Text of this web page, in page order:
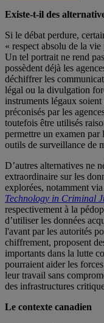
Existe-t-il des
Si le débat perdure,
« respect absolu de la
Un tel portrait ne rend
possèdent déjà les
déchiffrer les
légal ou la divulgation
instruments légaux
préconisés par les
toutefois être utilisés
permettre un examen par
outils de surveillance de
D’autres alternatives ne
extraordinaire sur les
explorées, notamment
Technology in Criminal
respectivement à la
d’utiliser les données
l'avant par les autorités
chiffrement, proposent
importants dans la lutte
pourraient aider les
leur travail sans
des infrastructures
Le contexte canadien